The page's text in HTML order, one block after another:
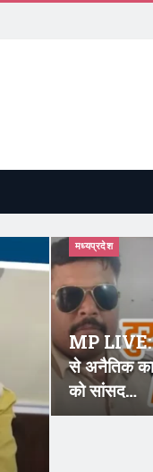
मध्यप्रदेश
MP LIVE:
से अनैतिक
को सांसद…